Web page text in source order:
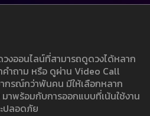
งออนไลน์ที่สามารถดูดวงได้หลาก
ำถาม หรือ ดูผ่าน Video Call
รณ์กว่าพันคน มีให้เลือกหลาก
าพร้อมกับการออกแบบที่เน้นใช้งาน
ปลอดภัย